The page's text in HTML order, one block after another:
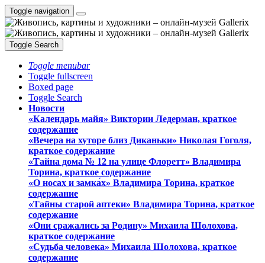
Toggle navigation
Toggle Search
Toggle menubar
Toggle fullscreen
Boxed page
Toggle Search
Новости
«Календарь майя» Виктории Ледерман, краткое
содержание
«Вечера на хуторе близ Диканьки» Николая Гоголя,
краткое содержание
«Тайна дома № 12 на улице Флоретт» Владимира
Торина, краткое содержание
«О носах и замка́х» Владимира Торина, краткое
содержание
«Тайны старой аптеки» Владимира Торина, краткое
содержание
«Они сражались за Родину» Михаила Шолохова,
краткое содержание
«Судьба человека» Михаила Шолохова, краткое
содержание